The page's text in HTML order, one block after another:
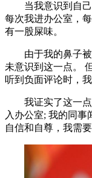
当我意识到自
每次我进办公室，
有一股屎味。
由于我的鼻子
未意识到这一点。
听到负面评论时，
我证实了这一
入办公室; 我的同事
自信和自尊，我需